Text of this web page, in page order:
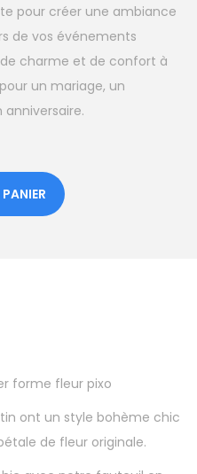
pour créer une ambiance
de vos événements
charme et de confort à
un mariage, un
forme fleur pixo
ont un style bohème chic
de fleur originale.